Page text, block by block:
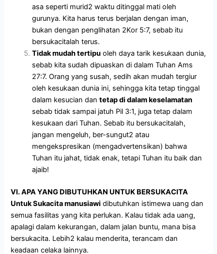
asa seperti murid2 waktu ditinggal mati oleh
gurunya. Kita harus terus berjalan dengan iman,
bukan dengan penglihatan 2Kor 5:7, sebab itu
bersukacitalah terus.
Tidak mudah tertipu oleh daya tarik kesukaan dunia,
sebab kita sudah dipuaskan di dalam Tuhan Ams
27:7. Orang yang susah, sedih akan mudah tergiur
oleh kesukaan dunia ini, sehingga kita tetap tinggal
dalam kesucian dantetap di dalam keselamatan
sebab tidak sampai jatuh Pil 3:1, juga tetap dalam
kesukaan dari Tuhan. Sebab itu bersukacitalah,
jangan mengeluh, ber-sungut2 atau
mengekspresikan (mengadvertensikan) bahwa
Tuhan itu jahat, tidak enak, tetapi Tuhan itu baik dan
ajaib!
VI. APA YANG DIBUTUHKAN UNTUK BERSUKACITA
Untuk Sukacita manusiawi dibutuhkan istimewa uang dan
semua fasilitas yang kita perlukan. Kalau tidak ada uang,
apalagi dalam kekurangan, dalam jalan buntu, mana bisa
bersukacita. Lebih2 kalau menderita, terancam dan
keadaan celaka lainnya.